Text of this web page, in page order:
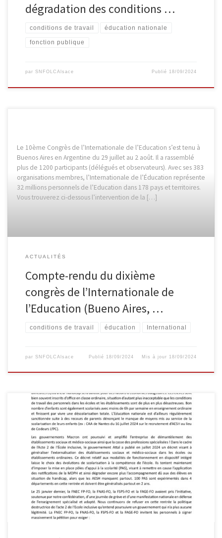
dégradation des conditions …
conditions de travail éducation nationale
fonction publique
par SNFOLCAlsace Publié 18/09/2024
Le 10ème Congrès de l’Internationale de l’Education s’est tenu à
Buenos Aires en Argentine du 29 juillet au 2 août. Il a rassemblé
plus de 1200 participants (délégués et observateurs). Avec ses 383
organisations membres, l’Internationale de l’Éducation représente
32 millions personnels de l’Education dans 178 pays et territoires.
Vous trouverez ci-dessous l’intervention de la […]
ACTUALITÉS
Compte-rendu du dixième
congrès de l’Internationale de
l’Education (Bueno Aires, …
conditions de travail éducation International
par SNFOLCAlsace Publié 18/09/2024 Mis à jour 18/09/2024
Pétition en ligne : https://www.fo-fnecfp.fr/petition-defense-de-
lenseignement-specialise/